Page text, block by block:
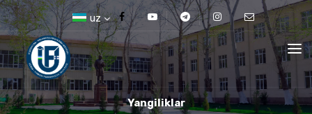
uz
Yangiliklar